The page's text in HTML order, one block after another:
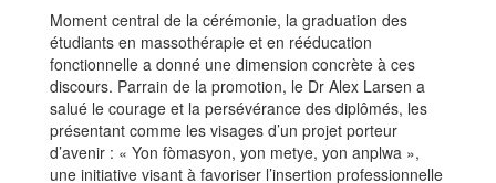
Moment central de la cérémonie, la graduation des
étudiants en massothérapie et en rééducation
fonctionnelle a donné une dimension concrète à ces
discours. Parrain de la promotion, le Dr Alex Larsen a
salué le courage et la persévérance des diplômés, les
présentant comme les visages d’un projet porteur
d’avenir : « Yon fòmasyon, yon metye, yon anplwa »,
une initiative visant à favoriser l’insertion professionnelle